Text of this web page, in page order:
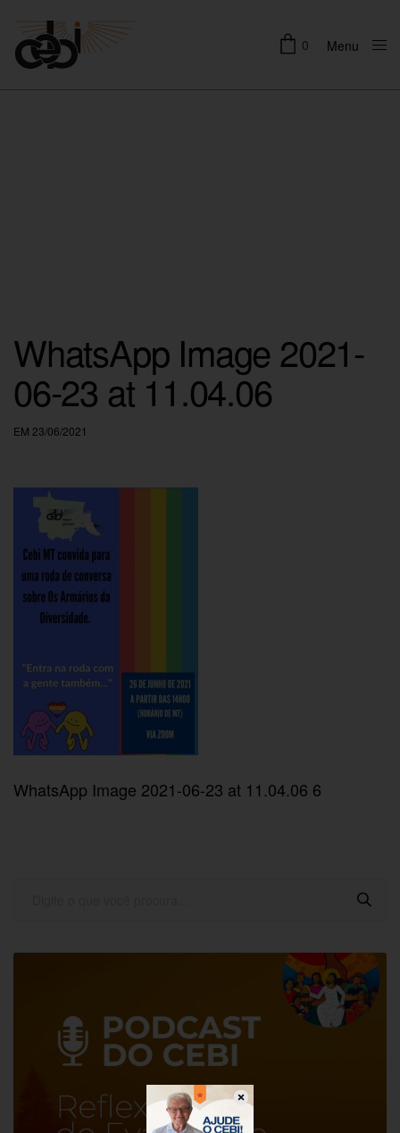
0 Menu
WhatsApp Image 2021-
06-23 at 11.04.06
EM 23/06/2021
WhatsApp Image 2021-06-23 at 11.04.06 6